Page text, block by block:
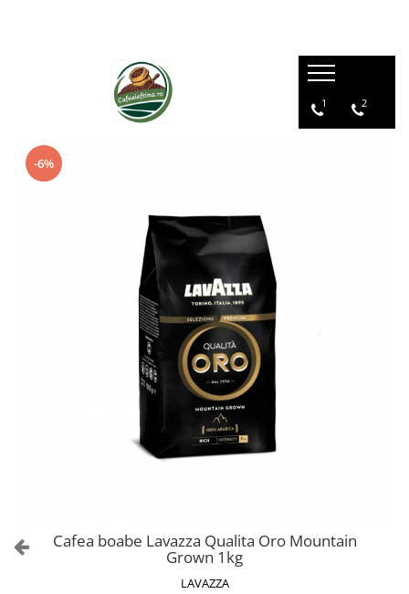
1 2
-6%
Cafea boabe Lavazza Qualita Oro Mountain
Grown 1kg
LAVAZZA